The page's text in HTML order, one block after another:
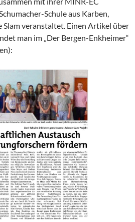
Schule aus Karben,
Slam veranstaltet. Einen Artikel über
man im „Der Bergen-Enkheimer“